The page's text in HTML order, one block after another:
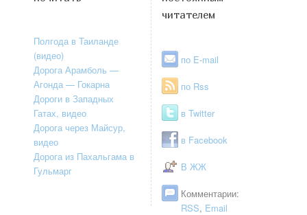
Полгода в Таиланде
(видео)
Дорога Арамболь —
Агонда — Гокарна
Дороги в Западных
Гатах, видео
Дорога через Майсур,
видео
Дорога из Пахальгама в
Гульмарг
читателем
по E-mail
по Rss
в Twitter
в Facebook
В ЖЖ
Комментарии:
RSS, Email